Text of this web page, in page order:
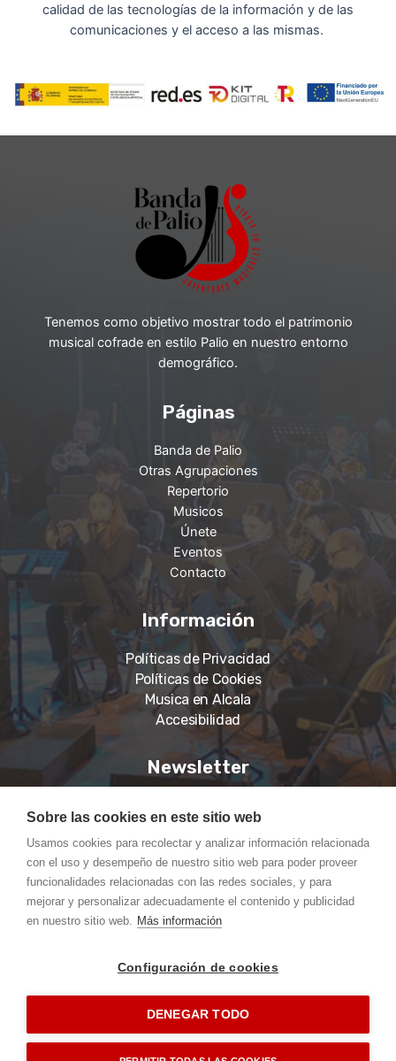
calidad de las tecnologías de la información y de las
comunicaciones y el acceso a las mismas.
Tenemos como objetivo mostrar todo el patrimonio
musical cofrade en estilo Palio en nuestro entorno
demográfico.
Páginas
Banda de Palio
Otras Agrupaciones
Repertorio
Musicos
Únete
Eventos
Contacto
Información
Políticas de Privacidad
Políticas de Cookies
Musica en Alcala
Accesibilidad
Newsletter
información actualizada.
Suscríbete
Copyright © 2023 Banda de Palio, Todos los derechos reservados.
Sobre las cookies en este sitio web
Usamos cookies para recolectar y analizar información relacionada
con el uso y desempeño de nuestro sitio web para poder proveer
funcionalidades relacionadas con las redes sociales, y para
mejorar y personalizar adecuadamente el contenido y publicidad
en nuestro sitio web. Más información
Configuración de cookies
DENEGAR TODO